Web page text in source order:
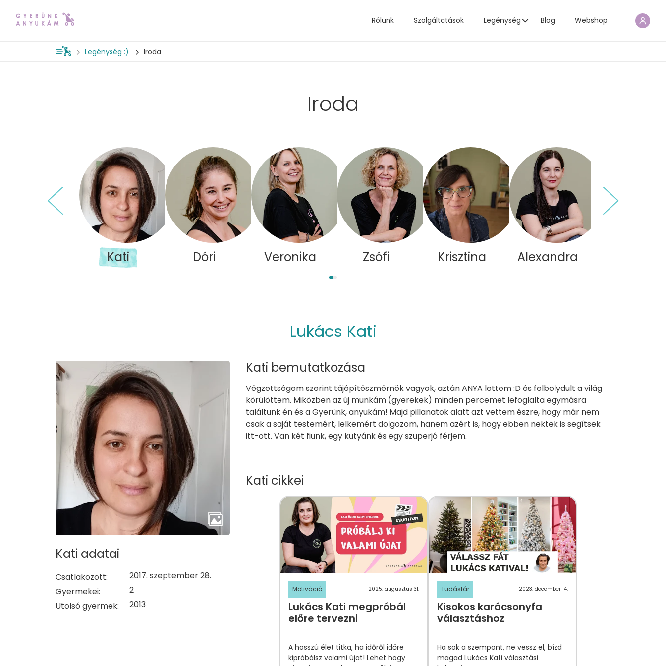
Rólunk Szolgáltatások Legénység Blog Webshop
Legénység :) Iroda
Iroda
Kati Dóri Veronika Zsófi Krisztina Alexandra
Lukács Kati
Kati adatai
Csatlakozott:
2017. szeptember 28.
Gyermekei:
2
Utolsó gyermek:
2013
Kati bemutatkozása
Végzettségem szerint tájépítészmérnök vagyok, aztán ANYA lettem :D és felbolydult a világ
körülöttem. Miközben az új munkám (gyerekek) minden percemet lefoglalta egymásra
találtunk én és a Gyerünk, anyukám! Majd pillanatok alatt azt vettem észre, hogy már nem
csak a saját testemért, lelkemért dolgozom, hanem azért is, hogy ebben nektek is segítsek
itt-ott. Van két fiunk, egy kutyánk és egy szuperjó férjem.
Kati cikkei
Motiváció 2025. augusztus 31.
Lukács Kati megpróbál
előre tervezni
A hosszú élet titka, ha időről időre
kipróbálsz valami újat! Lehet hogy
Tudástár 2023. december 14.
Kisokos karácsonyfa
választáshoz
Ha sok a szempont, ne vessz el, bízd
magad Lukács Kati választási